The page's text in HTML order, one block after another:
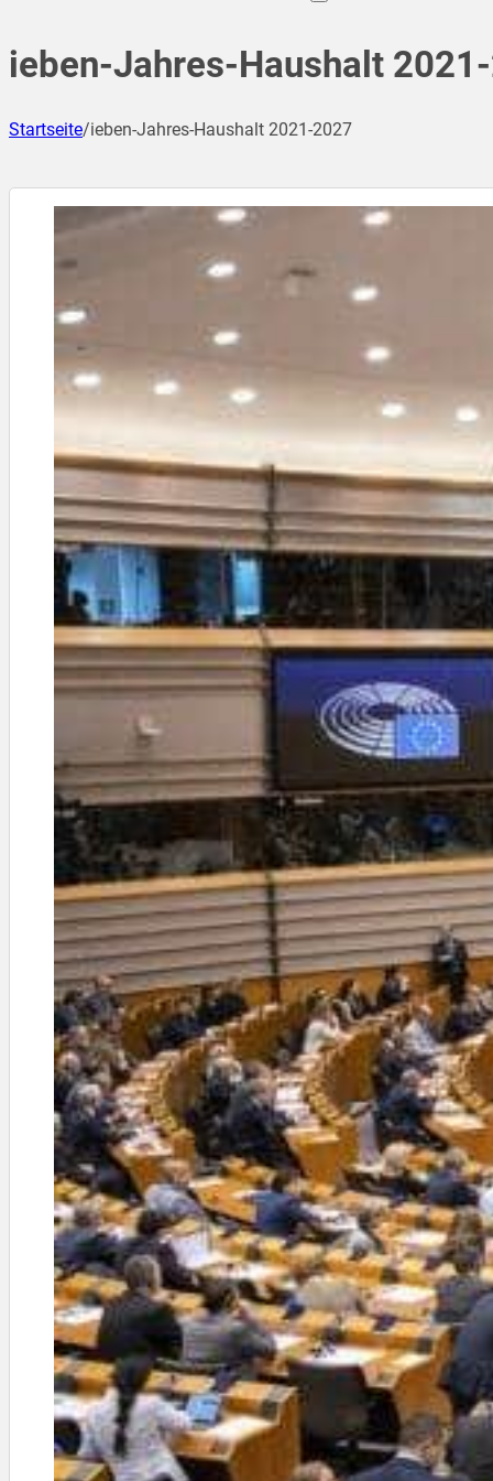
ieben-Jahres-Haushalt
Startseite/ieben-Jahres-Haushalt 2021-2027